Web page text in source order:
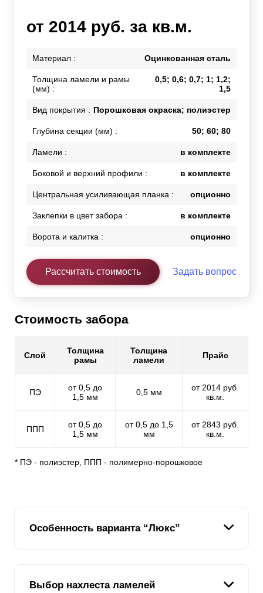
от 2014 руб. за кв.м.
Материал : Оцинкованная сталь
Толщина ламели и рамы
(мм) :
0,5; 0,6; 0,7; 1; 1,2;
1,5
Вид покрытия : Порошковая окраска; полиэстер
Глубина секции (мм) : 50; 60; 80
Ламели : в комплекте
Боковой и верхний профили : в комплекте
Центральная усиливающая планка : опционно
Заклепки в цвет забора : в комплекте
Ворота и калитка : опционно
Рассчитать стоимость Задать вопрос
Стоимость забора
Слой
Толщина
рамы
Толщина
ламели
Прайс
ПЭ
от 0,5 до
1,5 мм
0,5 мм
от 2014 руб.
кв.м.
ППП
от 0,5 до
1,5 мм
от 0,5 до 1,5
мм
от 2843 руб.
кв.м.
* ПЭ - полиэстер, ППП - полимерно-порошковое
Особенность варианта “Люкс”
В отличие от предыдущих версий, которые
Выбор нахлеста ламелей